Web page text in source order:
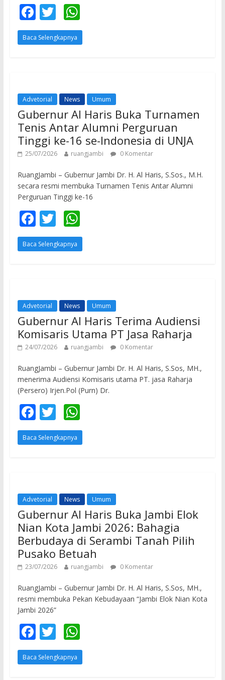
F
ac
e
o
k
T
w
itt
W
h
at
p
p
Baca Selengkapnya
Advetorial News Umum
Gubernur Al Haris Buka Turnamen
Tenis Antar Alumni Perguruan
Tinggi ke-16 se-Indonesia di UNJA
25/07/2026 ruangjambi 0 Komentar
RuangJambi – Gubernur Jambi Dr. H. Al Haris, S.Sos., M.H.
secara resmi membuka Turnamen Tenis Antar Alumni
Perguruan Tinggi ke-16
F
ac
e
o
k
T
w
itt
W
h
at
p
p
Baca Selengkapnya
Advetorial News Umum
Gubernur Al Haris Terima Audiensi
Komisaris Utama PT Jasa Raharja
24/07/2026 ruangjambi 0 Komentar
RuangJambi – Gubernur Jambi Dr. H. Al Haris, S.Sos, MH.,
menerima Audiensi Komisaris utama PT. jasa Raharja
(Persero) Irjen.Pol (Purn) Dr.
F
ac
e
o
k
T
w
itt
W
h
at
p
p
Baca Selengkapnya
Advetorial News Umum
Gubernur Al Haris Buka Jambi Elok
Nian Kota Jambi 2026: Bahagia
Berbudaya di Serambi Tanah Pilih
Pusako Betuah
23/07/2026 ruangjambi 0 Komentar
RuangJambi – Gubernur Jambi Dr. H. Al Haris, S.Sos, MH.,
resmi membuka Pekan Kebudayaan “Jambi Elok Nian Kota
Jambi 2026”
F
ac
e
T
w
itt
W
h
at
Baca Selengkapnya